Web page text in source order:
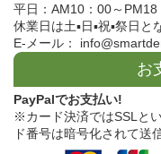
平日：AM10：00～PM18
休業日は土▪日▪祝▪祭日と
E-メール：
お
PayPalでお支払い!
※カード決済ではSSLと
ド番号は暗号化されて送